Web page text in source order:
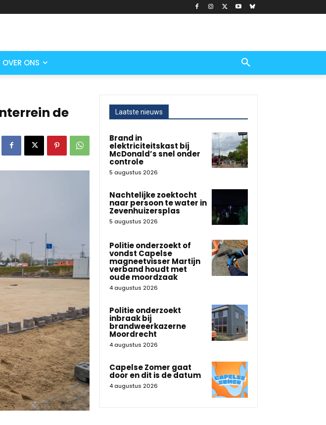
OVER ONS
de Laatste nieuws
Brand in
elektriciteitskast bij
McDonald’s snel onder
controle
5 augustus 2026
Nachtelijke zoektocht
naar persoon te water in
Zevenhuizersplas
5 augustus 2026
Politie onderzoekt of
vondst Capelse
magneetvisser Martijn
verband houdt met
oude moordzaak
4 augustus 2026
Politie onderzoekt
inbraak bij
brandweerkazerne
Moordrecht
4 augustus 2026
Capelse Zomer gaat
door en dit is de datum
4 augustus 2026